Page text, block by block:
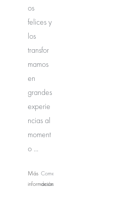
os
felices y
los
transfor
mamos
en
grandes
experie
ncias al
moment
o ...
Más
información
Comentarios
desactivados